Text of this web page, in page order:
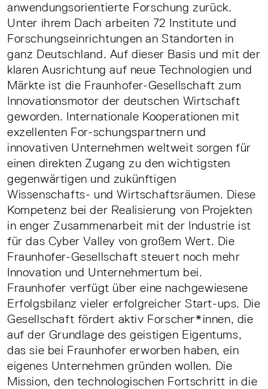
anwendungsorientierte Forschung zurück.
Unter ihrem Dach arbeiten 72 Institute und
Forschungseinrichtungen an Standorten in
ganz Deutschland. Auf dieser Basis und mit der
klaren Ausrichtung auf neue Technologien und
Märkte ist die Fraunhofer-Gesellschaft zum
Innovationsmotor der deutschen Wirtschaft
geworden. Internationale Kooperationen mit
exzellenten For-schungspartnern und
innovativen Unternehmen weltweit sorgen für
einen direkten Zugang zu den wichtigsten
gegenwärtigen und zukünftigen
Wissenschafts- und Wirtschaftsräumen. Diese
Kompetenz bei der Realisierung von Projekten
in enger Zusammenarbeit mit der Industrie ist
für das Cyber Valley von großem Wert. Die
Fraunhofer-Gesellschaft steuert noch mehr
Innovation und Unternehmertum bei.
Fraunhofer verfügt über eine nachgewiesene
Erfolgsbilanz vieler erfolgreicher Start-ups. Die
Gesellschaft fördert aktiv Forscher*innen, die
auf der Grundlage des geistigen Eigentums,
das sie bei Fraunhofer erworben haben, ein
eigenes Unternehmen gründen wollen. Die
Mission, den technologischen Fortschritt in die